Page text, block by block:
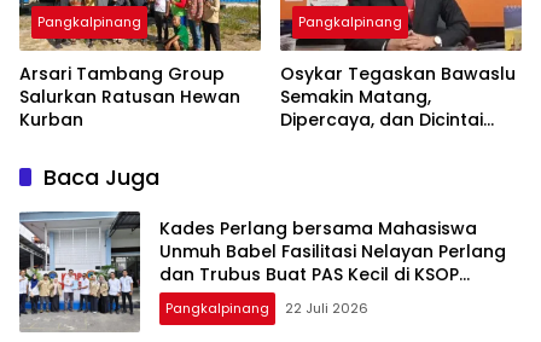
Pangkalpinang
‎Arsari Tambang Group
Salurkan Ratusan Hewan
Kurban
Pangkalpinang
Osykar Tegaskan Bawaslu
Semakin Matang,
Dipercaya, dan Dicintai
Baca Juga
Kades Perlang bersama Mahasiswa
Unmuh Babel Fasilitasi Nelayan Perlang
dan Trubus Buat PAS Kecil di KSOP
Pangkalbalam
Pangkalpinang 22 Juli 2026